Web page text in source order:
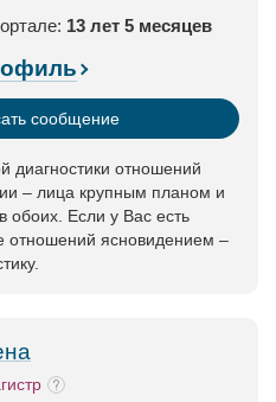
13 лет 5 месяцев
сообщение
диагностики отношений
– лица крупным планом и
обоих. Если у Вас есть
отношений ясновидением –